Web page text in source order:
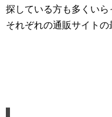
探している方も多くいら
それぞれの通販サイトの